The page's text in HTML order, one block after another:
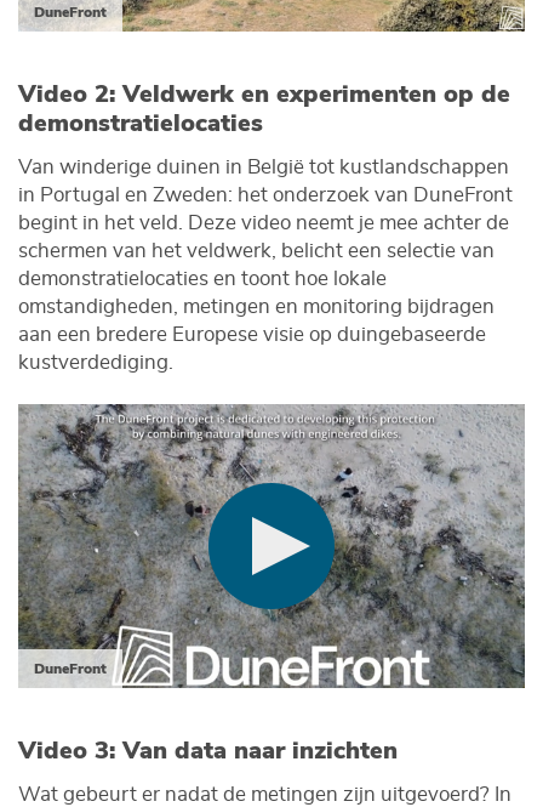
DuneFront
Video 2: Veldwerk en experimenten op de
demonstratielocaties
Van winderige duinen in België tot kustlandschappen
in Portugal en Zweden: het onderzoek van DuneFront
begint in het veld. Deze video neemt je mee achter de
schermen van het veldwerk, belicht een selectie van
demonstratielocaties en toont hoe lokale
omstandigheden, metingen en monitoring bijdragen
aan een bredere Europese visie op duingebaseerde
kustverdediging.
DuneFront
Video 3: Van data naar inzichten
Wat gebeurt er nadat de metingen zijn uitgevoerd? In